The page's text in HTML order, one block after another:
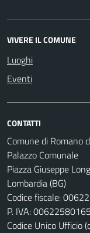
VIVERE IL COMUNE
Luoghi
Eventi
CONTATTI
Comune di Romano
Palazzo Comunale
Piazza Giuseppe
Lombardia (BG)
Codice fiscale:
P. IVA: 00622580165
Codice Unico Ufficio